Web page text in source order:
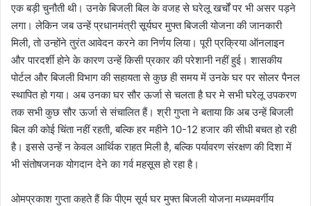
एक बड़ी चुनौती थी। उनके बिजली बिल के वजह से घरेलू खर्चों पर भी असर पड़ने
लगा। लेकिन जब उन्हें प्रधानमंत्री सूर्यघर मुफ्त बिजली योजना की जानकारी
मिली, तो उन्होंने तुरंत आवेदन करने का निर्णय लिया। पूरी प्रक्रिया ऑनलाइन
और पारदर्शी होने के कारण उन्हें किसी प्रकार की परेशानी नहीं हुई। शासकीय
पोर्टल और बिजली विभाग की सहायता से कुछ ही समय में उनके घर पर सोलर पैनल
स्थापित हो गया। अब उनका घर सौर ऊर्जा से चलता है घर मे सभी घरेलू उपकरण
तक सभी कुछ सौर ऊर्जा से संचालित हैं। श्री गुप्ता ने बताया कि अब उन्हें बिजली
बिल की कोई चिंता नहीं रहती, बल्कि हर महीने 10-12 हजार की सीधी बचत हो रही
है। इससे उन्हें न केवल आर्थिक राहत मिली है, बल्कि पर्यावरण संरक्षण की दिशा में
भी संतोषजनक योगदान देने का गर्व महसूस हो रहा है।
ओमप्रकाश गुप्ता कहते हैं कि पीएम सूर्य घर मुफ्त बिजली योजना मध्यमवर्गीय